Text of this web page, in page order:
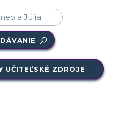
UČITEĽSKÉ ZDROJE